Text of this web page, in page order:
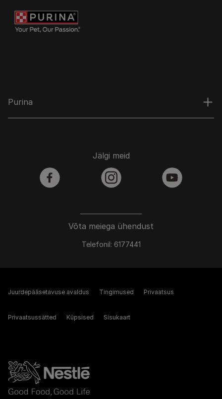
Purina
Võta meiega ühendust
Telefonil: 6177441
Jälgi meid
facebook instagram youtube
Juurdepääsetavuse avaldus Tingimused Privaatsus
Privaatsussätted Küpsised Sisukaart